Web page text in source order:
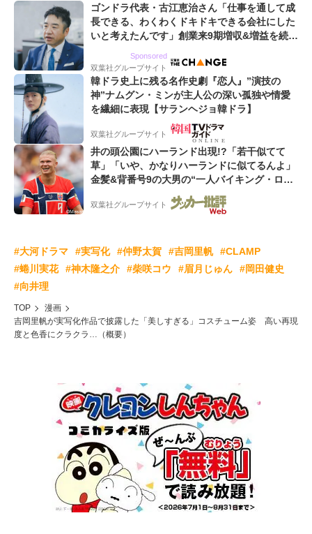
ゴンドラ代表・古江恵治さん「仕事を通して成
長できる、わくわくドキドキできる会社にした
いと考えたんです」創業来9期増収&増益を続け
Sponsored
双葉社グループサイト
韓ドラ史上に残る名作史劇『恋人』”演技の
神”ナムグン・ミンが主人公の深い孤独や情愛
を繊細に表現【サランヘジョ韓ドラ】
双葉社グループサイト
井の頭公園にハーランド出現!?「若干似てて
草」「いや、かなりハーランドに似てるんよ」
金髪&背番号9の大男の“一人バイキング・ロ
ー”映像が話題!「元気をもらった」
双葉社グループサイト
#大河ドラマ #実写化 #仲野太賀 #吉岡里帆
#CLAMP
#蜷川実花
#神木隆之介 #柴咲コウ #眉月じゅん
#岡田健史
#向井理
TOP
漫画
吉岡里帆が実写化作品で披露した「美しすぎる」コスチューム姿 高い再現
度と色香にクラクラ…（概要）